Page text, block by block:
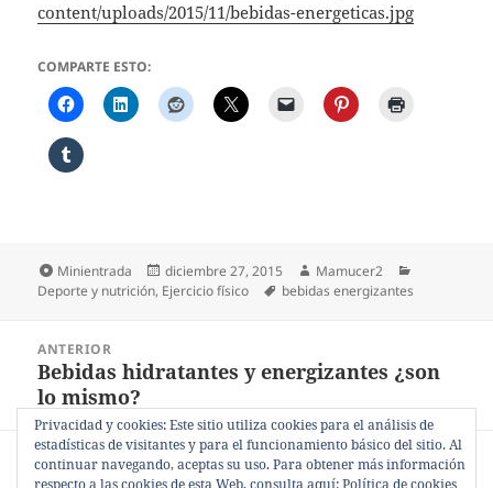
content/uploads/2015/11/bebidas-energeticas.jpg
COMPARTE ESTO:
Formato
Minientrada
Publicado
el
diciembre 27, 2015 Autor
Mamucer2
Deporte y nutrición, Ejercicio físico Etiquetas
bebidas energizantes
entradas
ANTERIOR
Entrada
anterior:
Bebidas hidratantes y energizantes ¿son
lo mismo?
SIGUIENTE
Entrada
Sobre las bebidas hidratantes.
Privacidad y cookies: Este sitio utiliza cookies para el análisis de
estadísticas de visitantes y para el funcionamiento básico del sitio. Al
continuar navegando, aceptas su uso. Para obtener más información
respecto a las cookies de esta Web, consulta aquí:Política de cookies